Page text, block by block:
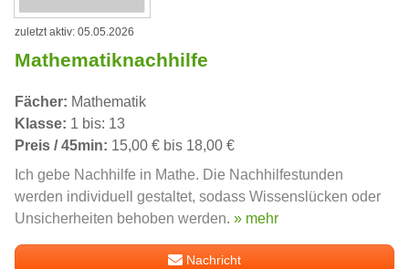
zuletzt aktiv: 05.05.2026
Mathematiknachhilfe
Fächer: Mathematik
Klasse: 1 bis: 13
Preis / 45min: 15,00 € bis 18,00 €
Ich gebe Nachhilfe in Mathe. Die Nachhilfestunden
werden individuell gestaltet, sodass Wissenslücken oder
Unsicherheiten behoben werden. » mehr
Nachricht